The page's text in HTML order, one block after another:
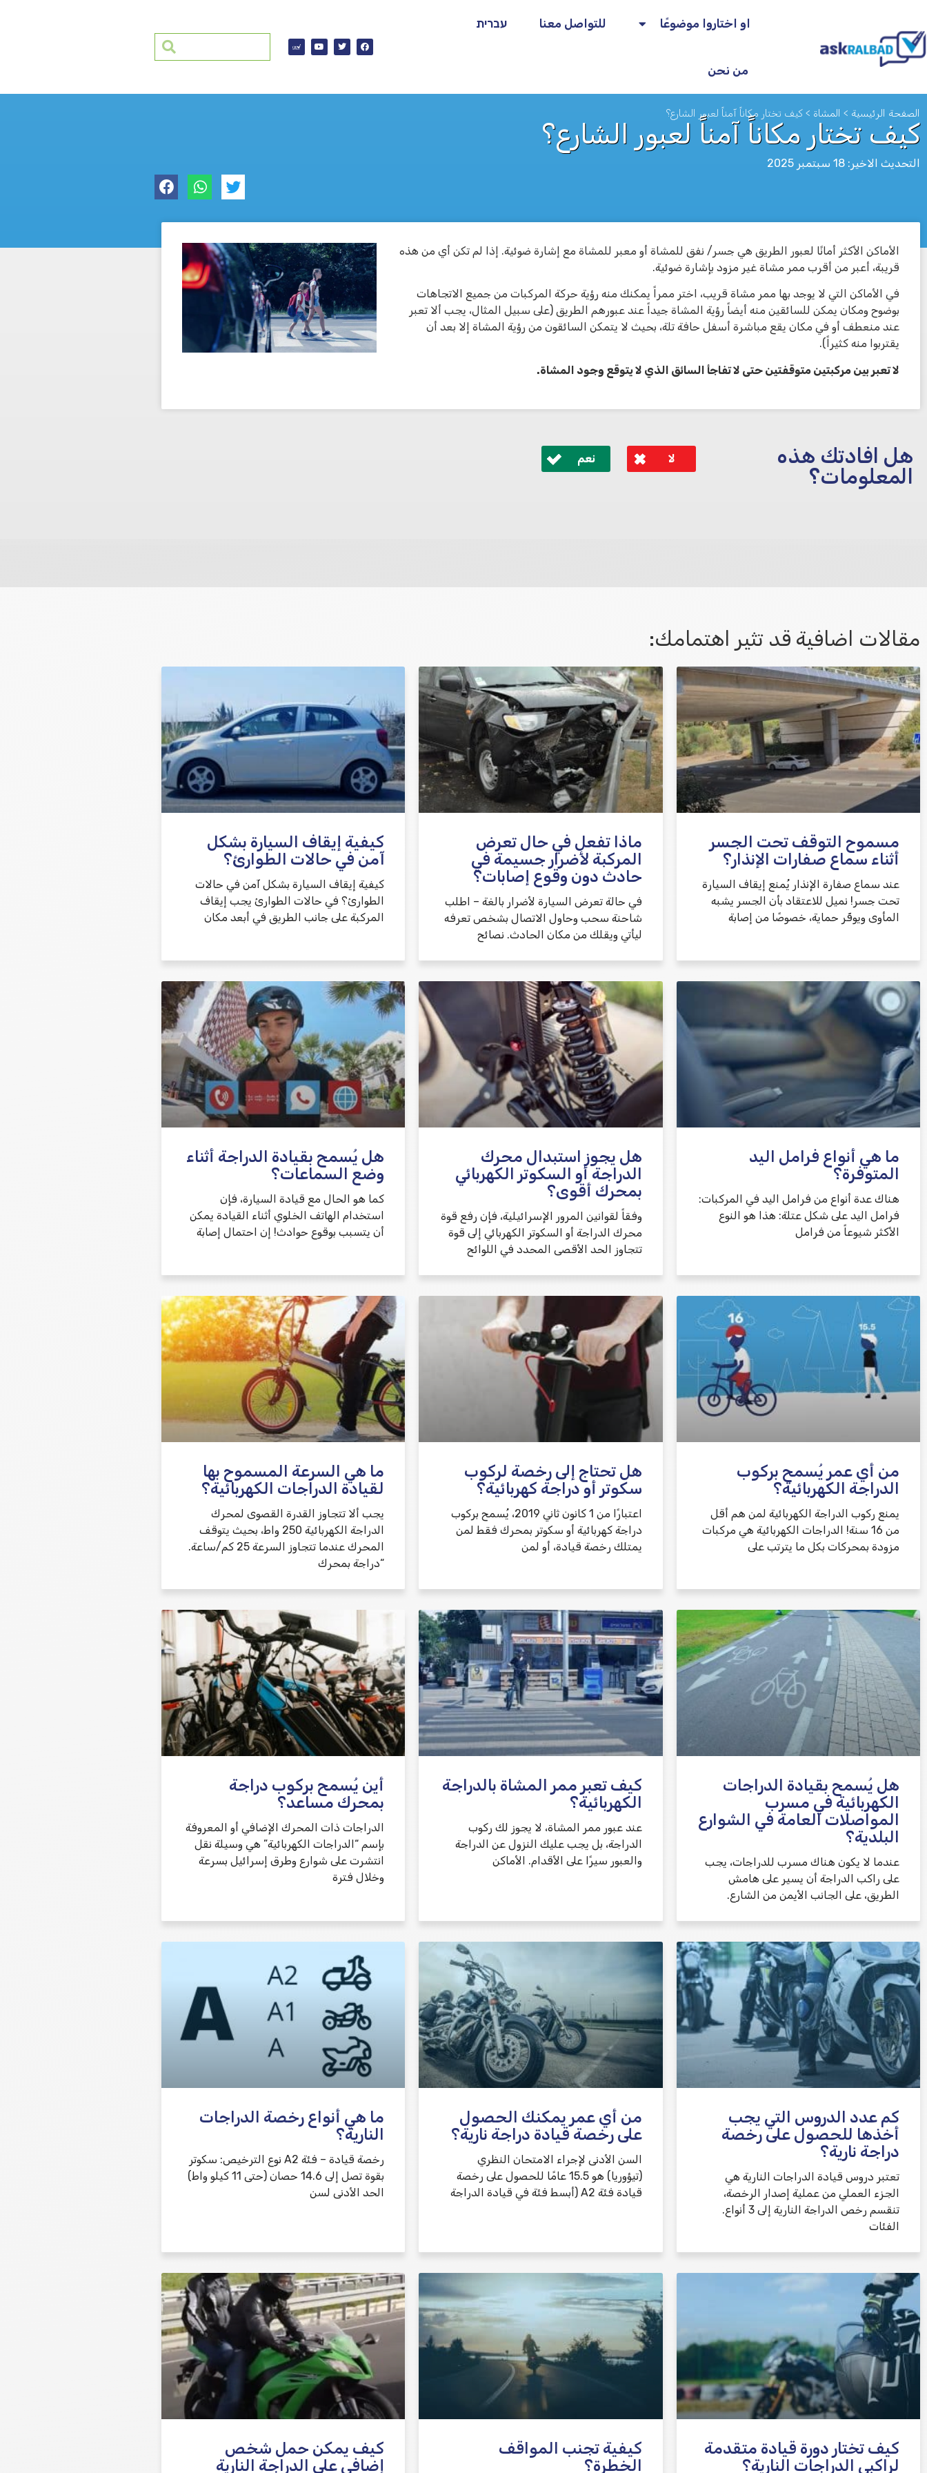
او اختاروا موضوعًا للتواصل معنا עברית
من نحن
الصفحة الرئيسية > المشاة > كيف تختار مكاناً آمناً لعبور الشارع؟
كيف تختار مكاناً آمناً لعبور الشارع؟
التحديث الاخير: 18 سبتمبر 2025
לא
الأماكن الأكثر أمانًا لعبور الطريق هي جسر/ نفق للمشاة أو معبر للمشاة مع إشارة ضوئية. إذا لم تكن أي من هذه
قريبة، أعبر من أقرب ممر مشاة غير مزود بإشارة ضوئية.
في الأماكن التي لا يوجد بها ممر مشاة قريب، اختر ممراً يمكنك منه رؤية حركة المركبات من جميع الاتجاهات
بوضوح ومكان يمكن للسائقين منه أيضاً رؤية المشاة جيداً عند عبورهم الطريق (على سبيل المثال، يجب ألا تعبر
عند منعطف أو في مكان يقع مباشرة أسفل حافة تلة، بحيث لا يتمكن السائقون من رؤية المشاة إلا بعد أن
يقتربوا منه كثيراً).
لا تعبر بين مركبتين متوقفتين حتى لا تفاجأ السائق الذي لا يتوقع وجود المشاة.
هل افادتك هذه
المعلومات؟
لا نعم
אני מאשר/ת קבלת דיוור במייל ושימוש בפרטים
בהתאםלמדיניות הפרטיות
שלח משוב
مقالات اضافية قد تثير اهتمامك:
مسموح التوقف تحت الجسر
أثناء سماع صفارات الإنذار؟
عند سماع صفارة الإنذار يُمنع إيقاف السيارة
تحت جسر! نميل للاعتقاد بأن الجسر يشبه
المأوى ويوفّر حماية، خصوصًا من إصابة
ماذا تفعل في حال تعرض
المركبة لأضرار جسيمة في
حادث دون وقوع إصابات؟
في حالة تعرض السيارة لأضرار بالغة – اطلب
شاحنة سحب وحاول الاتصال بشخص تعرفه
ليأتي ويقلك من مكان الحادث. نصائح
كيفية إيقاف السيارة بشكل
آمن في حالات الطوارئ؟
كيفية إيقاف السيارة بشكل آمن في حالات
الطوارئ؟ في حالات الطوارئ يجب إيقاف
المركبة على جانب الطريق في أبعد مكان
ما هي أنواع فرامل اليد
المتوفرة؟
هناك عدة أنواع من فرامل اليد في المركبات:
فرامل اليد على شكل عتلة: هذا هو النوع
الأكثر شيوعاً من فرامل
هل يجوز استبدال محرك
الدراجة أو السكوتر الكهربائي
بمحرك أقوى؟
وفقاً لقوانين المرور الإسرائيلية، فإن رفع قوة
محرك الدراجة أو السكوتر الكهربائي إلى قوة
تتجاوز الحد الأقصى المحدد في اللوائح
هل يُسمح بقيادة الدراجة أثناء
وضع السماعات؟
كما هو الحال مع قيادة السيارة، فإن
استخدام الهاتف الخلوي أثناء القيادة يمكن
أن يتسبب بوقوع حوادث! إن احتمال إصابة
من أي عمر يُسمح بركوب
الدراجة الكهربائية؟
يمنع ركوب الدراجة الكهربائية لمن هم أقل
من 16 سنة! الدراجات الكهربائية هي مركبات
مزودة بمحركات بكل ما يترتب على
هل تحتاج إلى رخصة لركوب
سكوتر أو دراجة كهربائية؟
اعتبارًا من 1 كانون ثاني 2019، يُسمح بركوب
دراجة كهربائية أو سكوتر بمحرك فقط لمن
يمتلك رخصة قيادة، أو لمن
ما هي السرعة المسموح بها
لقيادة الدراجات الكهربائية؟
يجب ألا تتجاوز القدرة القصوى لمحرك
الدراجة الكهربائية 250 واط، بحيث يتوقف
المحرك عندما تتجاوز السرعة 25 كم/ساعة.
“دراجة بمحرك
هل يُسمح بقيادة الدراجات
الكهربائية في مسرب
المواصلات العامة في الشوارع
البلدية؟
عندما لا يكون هناك مسرب للدراجات، يجب
على راكب الدراجة أن يسير على هامش
الطريق، على الجانب الأيمن من الشارع.
كيف تعبر ممر المشاة بالدراجة
الكهربائية؟
عند عبور ممر المشاة، لا يجوز لك ركوب
الدراجة، بل يجب عليك النزول عن الدراجة
والعبور سيرًا على الأقدام. الأماكن
أين يُسمح بركوب دراجة
بمحرك مساعد؟
الدراجات ذات المحرك الإضافي أو المعروفة
بإسم “الدراجات الكهربائية” هي وسيلة نقل
انتشرت على شوارع وطرق إسرائيل بسرعة
وخلال فترة
كم عدد الدروس التي يجب
أخذها للحصول على رخصة
دراجة نارية؟
تعتبر دروس قيادة الدراجات النارية هي
الجزء العملي من عملية إصدار الرخصة،
تنقسم رخص الدراجة النارية إلى 3 أنواع.
الفئات
من أي عمر يمكنك الحصول
على رخصة قيادة دراجة نارية؟
السن الأدنى لإجراء الامتحان النظري
(تيؤوريا) هو 15.5 عامًا للحصول على رخصة
قيادة فئة A2 (أبسط فئة في قيادة الدراجة
ما هي أنواع رخصة الدراجات
النارية؟
رخصة قيادة – فئة A2 نوع الترخيص: سكوتر
بقوة تصل إلى 14.6 حصان (حتى 11 كيلو واط)
الحد الأدنى لسن
كيف تختار دورة قيادة متقدمة
لراكبي الدراجات النارية؟
كيفية تجنب المواقف
الخطرة؟
كيف يمكن حمل شخص
إضافي على الدراجة النارية